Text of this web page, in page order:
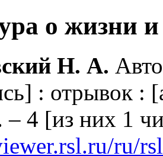
о жизни и
Н. А.
: отрывок :
4 [из них 1
ru/